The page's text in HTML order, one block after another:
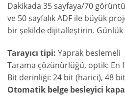
Dakikada 35 sayfaya/70
ve 50 sayfalık ADF ile büyük
bir şekilde dijitalleştirin.
Tarayıcı tipi: Yaprak beslemeli
Tarama çözünürlüğü, optik: En
Bit derinliği: 24 bit (harici), 48
Otomatik belge besleyici